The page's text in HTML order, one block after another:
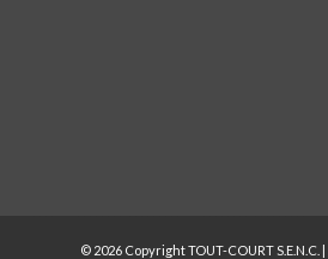
© 2026 Copyright TOUT-COURT S.E.N.C. |